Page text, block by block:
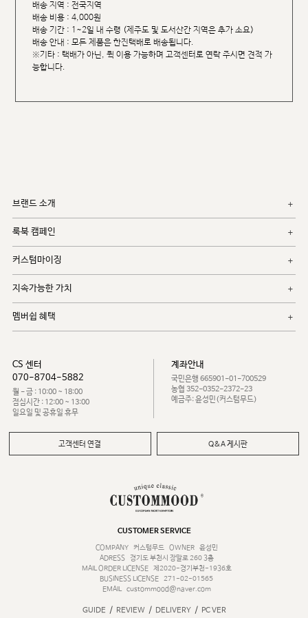
배송 지역 : 전국지역
배송 비용 : 4,000원
배송 기간 : 1~2일 내 수령 (제주도 및 도서산간 지역은 추가 소요)
배송 안내 : 모든 제품은 한진택배로 배송됩니다.
※기타 : 택배가 아닌, 퀵 이용 가능하며 고객센터로 연락 주시면 견적 가
능합니다.
브랜드 소개
룩북 캠페인
커스텀마이징
지속가능한 가치
멤버쉽 혜택
CS 센터
070-8704-5882
월 - 금 : 10:00 ~ 18:00
점심시간 : 12:00 ~ 13:00
일요일 및 공휴일 휴무
계좌안내
국민은행 665901-01-700529
농협 352-0352-2372-23
예금주: 윤성민(커스텀무드)
고객센터 연결 Q&A 게시판
CUSTOMER SERVICE
COMPANY
커스텀무드 OWNER
윤성민
ADRESS
경기도 부천시 장말로 260 3층
MAIL ORDER LICENSE
제2020-경기부천-1936호
BUSINESS LICENSE 271-02-01565
EMAIL
custommood@naver.com
GUIDE / REVIEW / DELIVERY / PC VER